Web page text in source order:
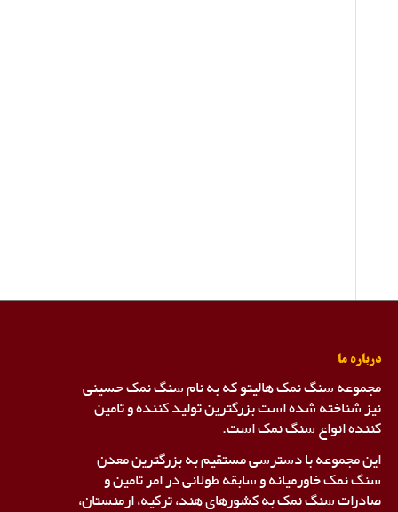
درباره ما
مجموعه سنگ نمک هالیتو که به نام سنگ نمک حسینی
نیز شناخته شده است بزرگترین تولید کننده و تامین
کننده انواع سنگ نمک است.
این مجموعه با دسترسی مستقیم به بزرگترین معدن
سنگ نمک خاورمیانه و سابقه طولانی در امر تامین و
صادرات سنگ نمک به کشورهای هند، ترکیه، ارمنستان،